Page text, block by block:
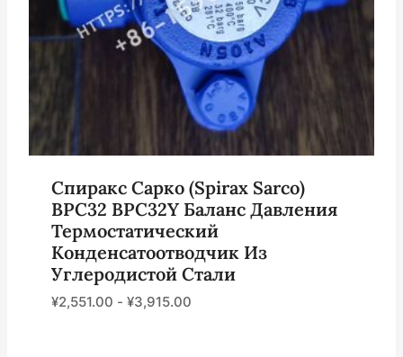
Спиракс Сарко (Spirax Sarco)
BPC32 BPC32Y Баланс Давления
Термостатический
Конденсатоотводчик Из
Углеродистой Стали
¥2,551.00 - ¥3,915.00